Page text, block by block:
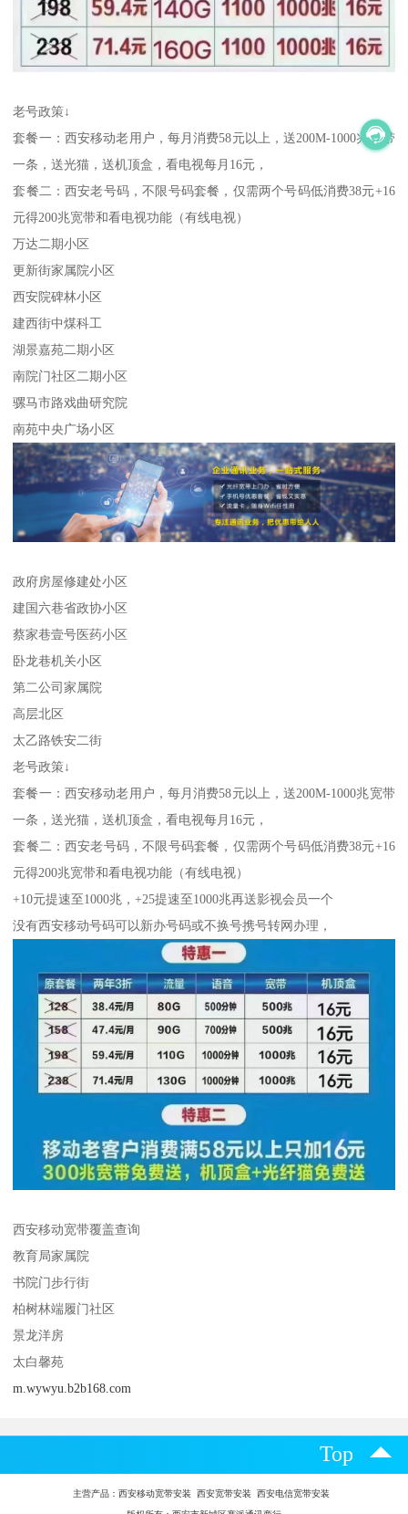
老号政策↓
套餐一：西安移动老用户，每月消费58元以上，送200M-1000兆宽带
一条，送光猫，送机顶盒，看电视每月16元，
套餐二：西安老号码，不限号码套餐，仅需两个号码低消费38元+16
元得200兆宽带和看电视功能（有线电视）
万达二期小区
更新街家属院小区
西安院碑林小区
建西街中煤科工
湖景嘉苑二期小区
南院门社区二期小区
骡马市路戏曲研究院
南苑中央广场小区
政府房屋修建处小区
建国六巷省政协小区
蔡家巷壹号医药小区
卧龙巷机关小区
第二公司家属院
高层北区
太乙路铁安二街
老号政策↓
套餐一：西安移动老用户，每月消费58元以上，送200M-1000兆宽带
一条，送光猫，送机顶盒，看电视每月16元，
套餐二：西安老号码，不限号码套餐，仅需两个号码低消费38元+16
元得200兆宽带和看电视功能（有线电视）
+10元提速至1000兆，+25提速至1000兆再送影视会员一个
没有西安移动号码可以新办号码或不换号携号转网办理，
西安移动宽带覆盖查询
教育局家属院
书院门步行街
柏树林端履门社区
景龙洋房
太白馨苑
m.wywyu.b2b168.com
Top
主营产品： 西安移动宽带安装 西安宽带安装 西安电信宽带安装